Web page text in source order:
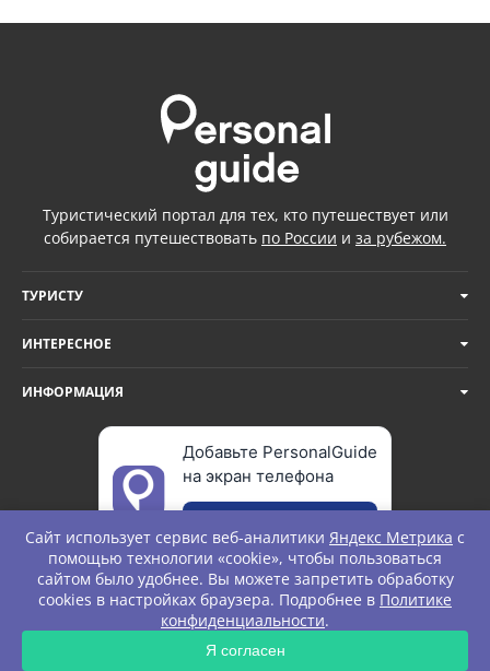
Туристический портал для тех, кто путешествует или
собирается путешествовать по России и за рубежом.
ТУРИСТУ
ИНТЕРЕСНОЕ
ИНФОРМАЦИЯ
Добавьте PersonalGuide
на экран телефона
© Personal Guide. All rights Reserved.
Сайт использует сервис веб-аналитики Яндекс Метрика с
помощью технологии «cookie», чтобы пользоваться
сайтом было удобнее. Вы можете запретить обработку
cookies в настройках браузера. Подробнее в Политике
конфиденциальности.
Я согласен
ЗАПРОС